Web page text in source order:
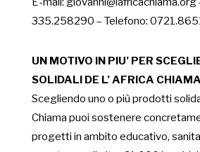
335.258290 – Telefono:
UN MOTIVO IN PIU’ PER
SOLIDALI DE L’ AFRICA
Scegliendo uno o più prodotti
Chiama puoi sostenere
progetti in ambito educativo,